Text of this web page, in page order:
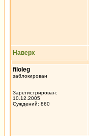
Наверх
filoleg
заблокирован
Зарегистрирован:
10.12.2005
Суждений: 860